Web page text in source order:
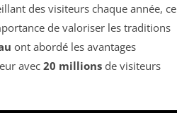
des visiteurs chaque année, ce
de valoriser les traditions
ont abordé les avantages
avec 20 millions de visiteurs